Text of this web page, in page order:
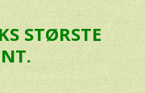
STØRSTE